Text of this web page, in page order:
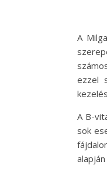
A
ezzel
A B-
sok